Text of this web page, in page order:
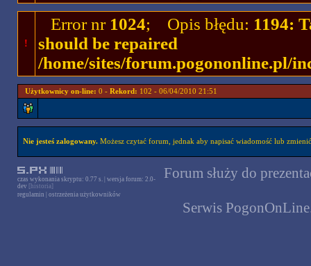
!
Error nr 1024; Opis błędu: 1194:
should be repaired
/home/sites/forum.pogononline.pl/
Użytkownicy on-line: 0 - Rekord: 102 - 06/04/2010 21:51
Nie jesteś zalogowany.Możesz czytać forum, jednak aby napisać wiadomość lub
czas wykonania skryptu: 0.77 s. | wersja forum: 2.0-
dev [historia]
regulamin
ostrzeżenia użytkowników
Forum służy do
Serwis